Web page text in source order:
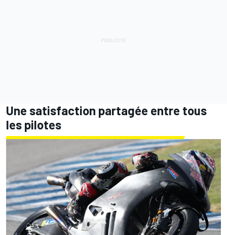
Une satisfaction partagée entre tous
les pilotes